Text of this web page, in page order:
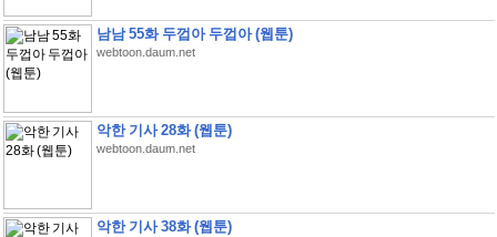
남남 55화 두껍아 두껍아 (웹툰)
webtoon.daum.net
악한 기사 28화 (웹툰)
webtoon.daum.net
악한 기사 38화 (웹툰)